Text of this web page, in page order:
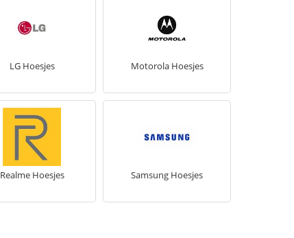
LG Hoesjes Motorola Hoesjes
Realme Hoesjes Samsung Hoesjes